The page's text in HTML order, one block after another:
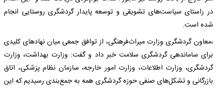
در راستای سیاست‌های تشویقی و توسعه پایدار گردشگری روستایی انجام
شده است.
،معاون گردشگری وزارت میراث‌فرهنگی، از توافق جمعی میان نهادهای کلیدی
برای ساماندهی گردشگری سلامت خبر داد و گفت: وزارت بهداشت، وزارت
گردشگری، وزارت اطلاعات، وزارت امور خارجه، سازمان نظام پزشکی، اتاق
بازرگانی و تشکل‌های صنفی حوزه گردشگری همه به جمع‌بندی رسیدیم که این